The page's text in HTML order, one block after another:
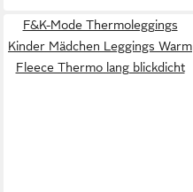
F&K-Mode Thermoleggings
Kinder Mädchen Leggings Warm
Fleece Thermo lang blickdicht